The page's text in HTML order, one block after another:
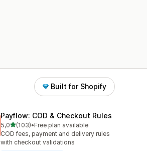
Built for Shopify
Payflow: COD & Checkout Rules
5,0de 5 estrelas
(103)
103 total de avaliações
•Free plan available
COD fees, payment and delivery rules
with checkout validations